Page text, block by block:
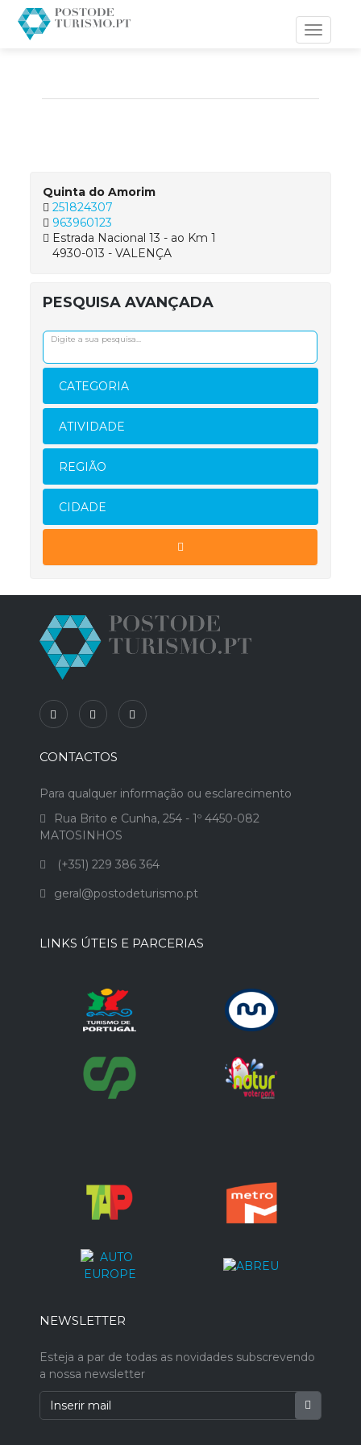
Toggle
Quinta do Amorim
251824307
963960123
Estrada Nacional 13 - ao Km 1
4930-013 - VALENÇA
PESQUISA AVANÇADA
CATEGORIA
ATIVIDADE
REGIÃO
CIDADE
CONTACTOS
Para qualquer informação ou esclarecimento
Rua Brito e Cunha, 254 - 1º 4450-082
MATOSINHOS
(+351) 229 386 364
geral@postodeturismo.pt
LINKS ÚTEIS E PARCERIAS
NEWSLETTER
Esteja a par de todas as novidades subscrevendo
a nossa newsletter